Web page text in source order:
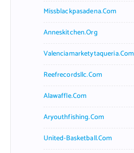
Missblackpasadena.com
Anneskitchen.org
Valenciamarketytaqueria.com
Reefrecordsllc.com
Alawaffle.com
Aryouthfishing.com
United-Basketball.com